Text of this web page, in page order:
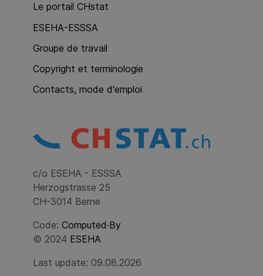
Le portail CHstat
ESEHA-ESSSA
Groupe de travail
Copyright et terminologie
Contacts, mode d'emploi
c/o ESEHA - ESSSA
Herzogstrasse 25
CH-3014 Berne
Code: Computed·By
© 2024 ESEHA
Last update: 09.08.2026